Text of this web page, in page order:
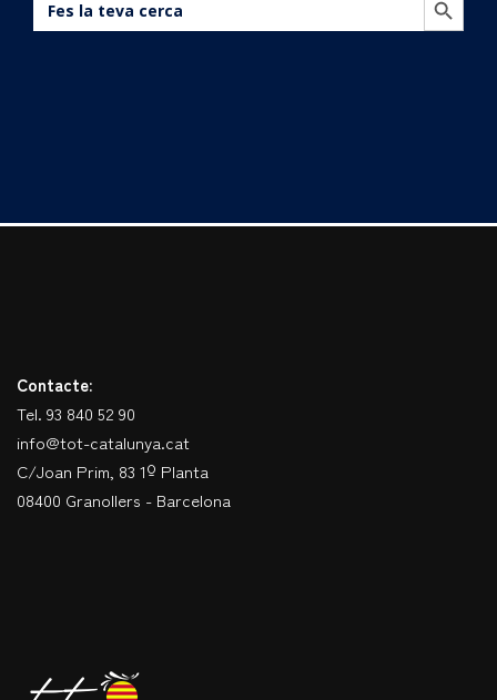
Contacte:
Tel. 93 840 52 90
info@tot-catalunya.cat
C/Joan Prim, 83 1º Planta
08400 Granollers - Barcelona